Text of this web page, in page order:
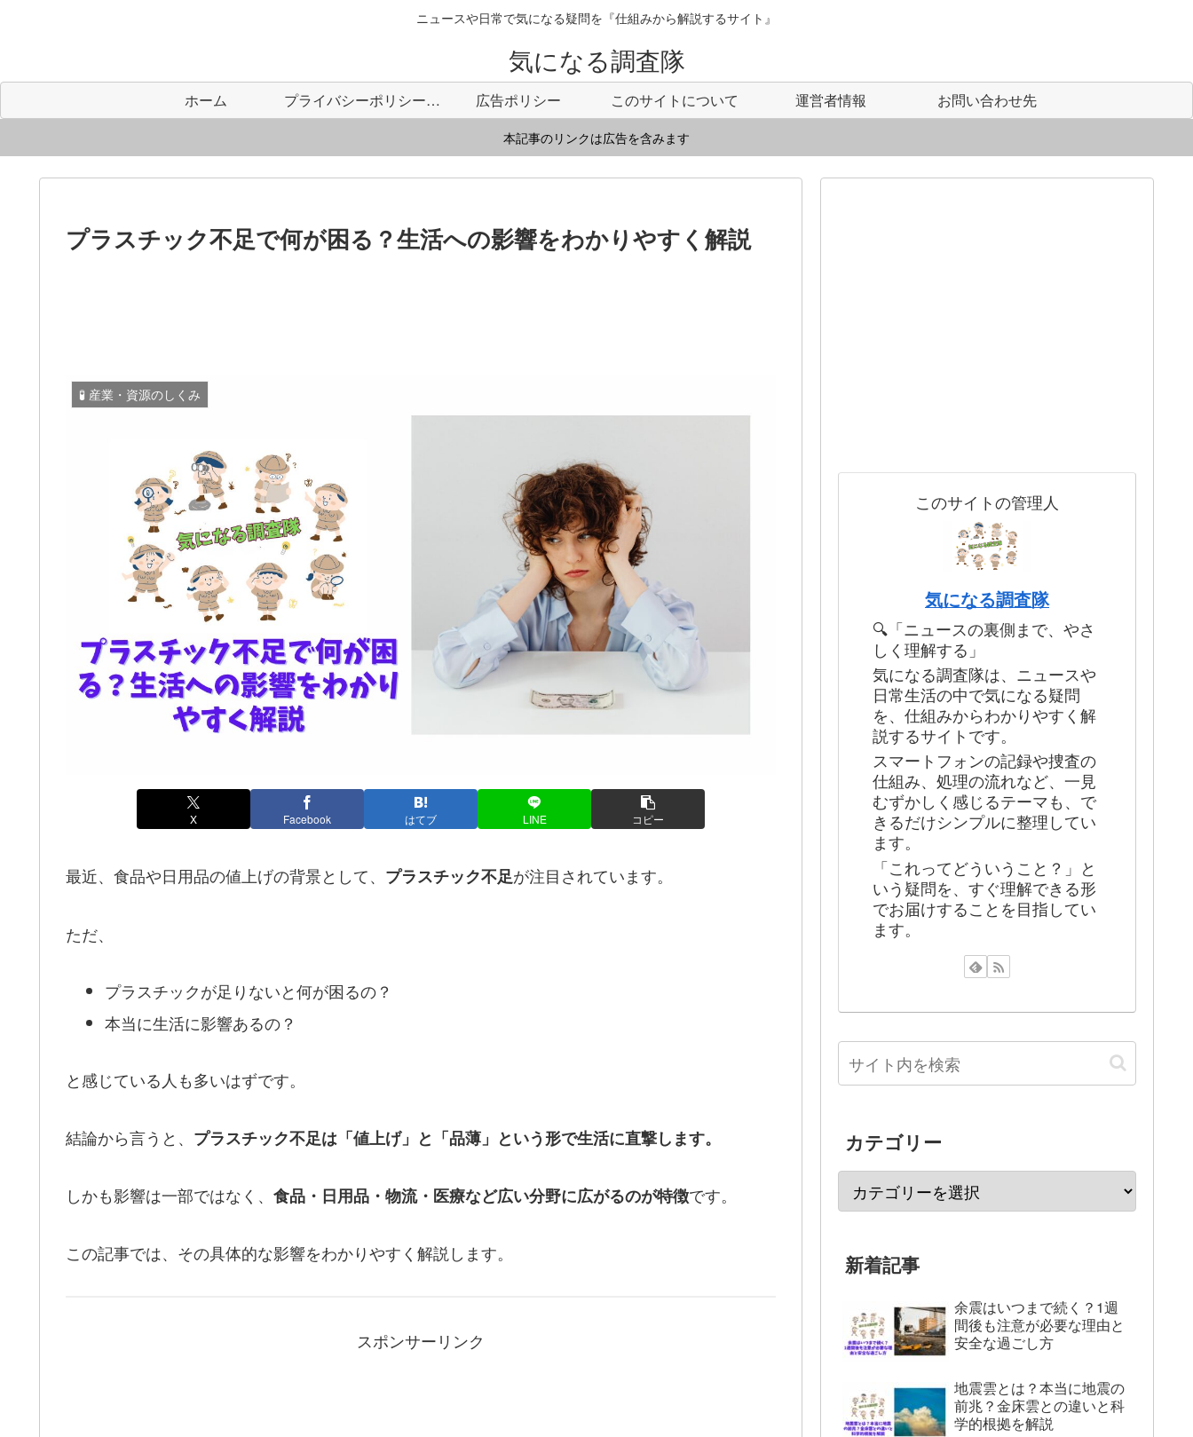
ニュースや日常で気になる疑問を『仕組みから解説するサイト』
気になる調査隊
ホーム プライバシーポリシー・免責事項 広告ポリシー このサイトについて 運営者情報 お問い合わせ先
本記事のリンクは広告を含みます
プラスチック不足で何が困る？生活への影響をわかりやすく解説
🧪 産業・資源のしくみ
X Facebook はてブ LINE コピー
最近、食品や日用品の値上げの背景として、 プラスチック不足が注目されています。
ただ、
プラスチックが足りないと何が困るの？
本当に生活に影響あるの？
と感じている人も多いはずです。
結論から言うと、 プラスチック不足は「値上げ」と「品薄」という形で生活に直撃します。
しかも影響は一部ではなく、 食品・日用品・物流・医療など広い分野に広がるのが特徴です。
この記事では、その具体的な影響をわかりやすく解説します。
スポンサーリンク
このサイトの管理人
気になる調査隊
🔍「ニュースの裏側まで、やさ
しく理解する」
気になる調査隊は、ニュースや
日常生活の中で気になる疑問
を、仕組みからわかりやすく解
説するサイトです。
スマートフォンの記録や捜査の
仕組み、処理の流れなど、一見
むずかしく感じるテーマも、で
きるだけシンプルに整理してい
ます。
「これってどういうこと？」と
いう疑問を、すぐ理解できる形
でお届けすることを目指してい
ます。
カテゴリー
新着記事
余震はいつまで続く？1週
間後も注意が必要な理由と
安全な過ごし方
地震雲とは？本当に地震の
前兆？金床雲との違いと科
学的根拠を解説